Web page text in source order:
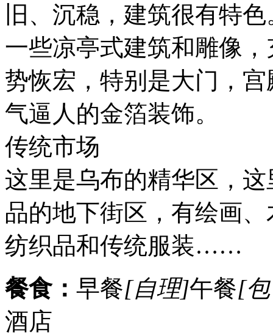
旧、沉稳，建筑很有特
一些凉亭式建筑和雕像
势恢宏，特别是大门，
气逼人的金箔装饰。
传统市场
这里是乌布的精华区，
品的地下街区，有绘画
纺织品和传统服装……
餐食： 早餐[自理]午餐[
酒店